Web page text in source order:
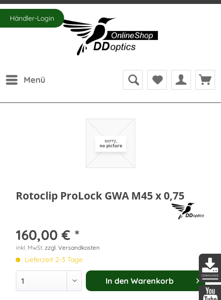
Händler-Login
Menü
Rotoclip ProLock GWA M45 x 0,75
160,00 € *
inkl. MwSt. zzgl. Versandkosten
Lieferzeit 2-3 Tage
In den Warenkorb